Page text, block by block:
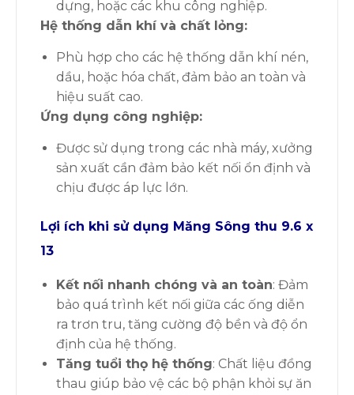
dựng, hoặc các khu công nghiệp.
Hệ thống dẫn khí và chất lỏng:
Phù hợp cho các hệ thống dẫn khí nén,
dầu, hoặc hóa chất, đảm bảo an toàn và
hiệu suất cao.
Ứng dụng công nghiệp:
Được sử dụng trong các nhà máy, xưởng
sản xuất cần đảm bảo kết nối ổn định và
chịu được áp lực lớn.
Lợi ích khi sử dụng Măng Sông thu 9.6 x
13
Kết nối nhanh chóng và an toàn: Đảm
bảo quá trình kết nối giữa các ống diễn
ra trơn tru, tăng cường độ bền và độ ổn
định của hệ thống.
Tăng tuổi thọ hệ thống: Chất liệu đồng
thau giúp bảo vệ các bộ phận khỏi sự ăn